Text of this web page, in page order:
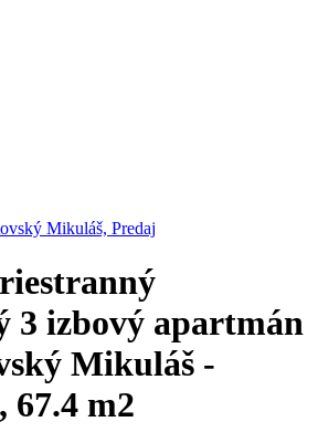
Mikuláš, Predaj
3 izbový apartmán
Mikuláš -
67.4 m2